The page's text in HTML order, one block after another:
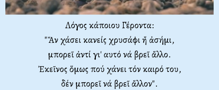
Λόγος κάποιου Γέροντα:
"Ἄν χάσει κανείς χρυσάφι ἤ ἀσήμι,
μπορεῖ ἀντί γι' αυτό νά βρεῖ ἄλλο.
Ἐκεῖνος ὅμως πού χάνει τόν καιρό του,
δέν μπορεῖ νά βρεῖ ἄλλον".